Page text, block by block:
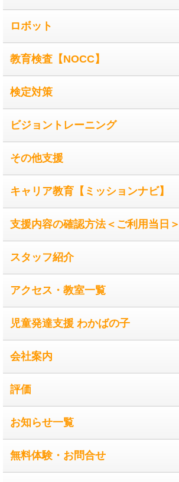
ロボット
教育検査【NOCC】
検定対策
ビジョントレーニング
その他支援
キャリア教育【ミッションナビ】
支援内容の確認方法＜ご利用当日＞
スタッフ紹介
アクセス・教室一覧
児童発達支援 わかばの子
会社案内
評価
お知らせ一覧
無料体験・お問合せ